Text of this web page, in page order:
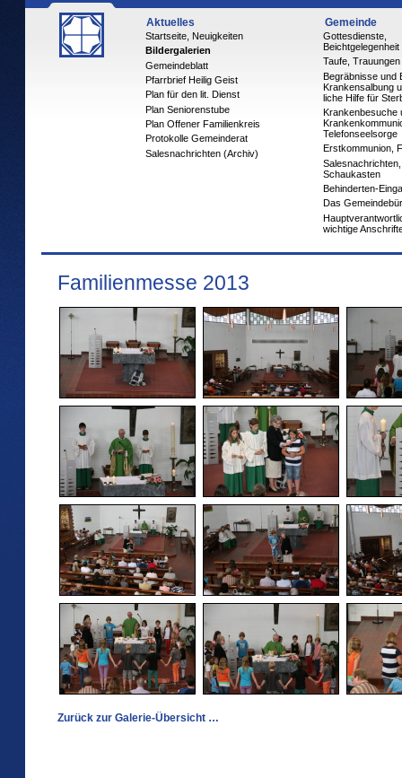
Aktuelles
Startseite, Neuigkeiten
Bildergalerien
Gemeindeblatt
Pfarrbrief Heilig Geist
Plan für den lit. Dienst
Plan Seniorenstube
Plan Offener Familienkreis
Protokolle Gemeinderat
Salesnachrichten (Archiv)
Gemeinde
Gottesdienste,
Beichtgelegenheit
Taufe, Trauungen
Begräbnisse und
Krankensalbung
liche Hilfe für
Krankenbesuche
Telefonseelsorge
Erstkommunion,
Salesnachrichten,
Schaukasten
Behinderten-
Das
wichtige
Familienmesse 2013
Zurück zur Galerie-Übersicht …